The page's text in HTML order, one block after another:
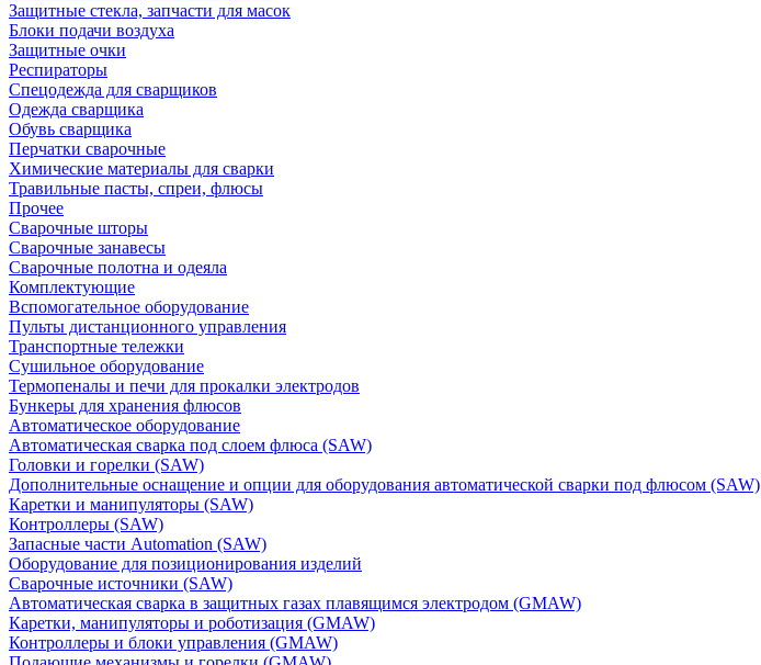
Защитные стекла, запчасти для масок
Блоки подачи воздуха
Защитные очки
Респираторы
Спецодежда для сварщиков
Одежда сварщика
Обувь сварщика
Перчатки сварочные
Химические материалы для сварки
Травильные пасты, спреи, флюсы
Прочее
Сварочные шторы
Сварочные занавесы
Сварочные полотна и одеяла
Комплектующие
Вспомогательное оборудование
Пульты дистанционного управления
Транспортные тележки
Сушильное оборудование
Термопеналы и печи для прокалки электродов
Бункеры для хранения флюсов
Автоматическое оборудование
Автоматическая сварка под слоем флюса (SAW)
Головки и горелки (SAW)
Дополнительные оснащение и опции для оборудования автоматической сварки под флюсом (SAW)
Каретки и манипуляторы (SAW)
Контроллеры (SAW)
Запасные части Automation (SAW)
Оборудование для позиционирования изделий
Сварочные источники (SAW)
Автоматическая сварка в защитных газах плавящимся электродом (GMAW)
Каретки, манипуляторы и роботизация (GMAW)
Контроллеры и блоки управления (GMAW)